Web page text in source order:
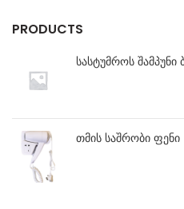
PRODUCTS
სასტუმროს
თმის საშრობი ფენი